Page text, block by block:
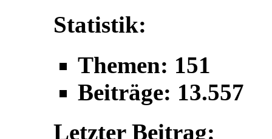
Statistik:
Themen: 151
Beiträge: 13.557
Letzter Beitrag: